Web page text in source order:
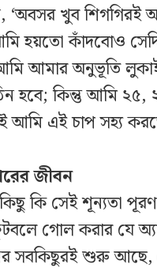
খুব শিগগিরই
হয়তো কাঁদবোও
আমার অনুভূতি
হবে; কিন্তু আমি ২৫,
আমি এই চাপ সহ্য
জীবন
কি সেই শূন্যতা
গোল করার যে
সবকিছুরই শুরু আছে,